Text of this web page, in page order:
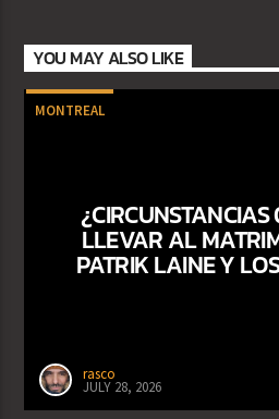
YOU MAY ALSO LIKE
MONTREAL
LLEVAR AL
PATRIK LAINE Y
rasco
JULY 28, 2026